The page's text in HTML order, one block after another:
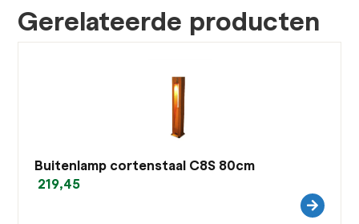
Gerelateerde producten
Buitenlamp cortenstaal C8S 80cm
219,45